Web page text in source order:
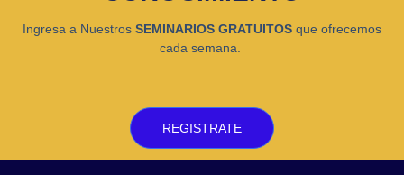
Ingresa a Nuestros SEMINARIOS GRATUITOS que ofrecemos
cada semana.
REGISTRATE